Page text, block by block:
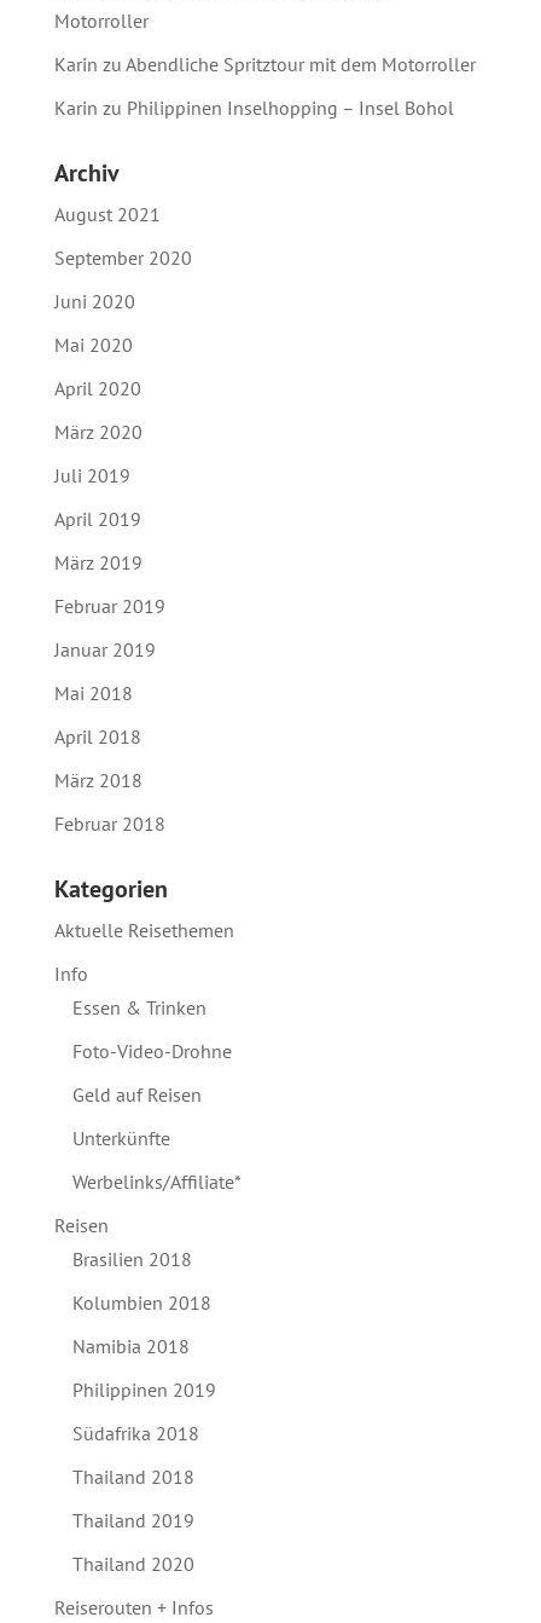
Motorroller
Karin zu Abendliche Spritztour mit dem Motorroller
Karin zu Philippinen Inselhopping – Insel Bohol
Archiv
August 2021
September 2020
Juni 2020
Mai 2020
April 2020
März 2020
Juli 2019
April 2019
März 2019
Februar 2019
Januar 2019
Mai 2018
April 2018
März 2018
Februar 2018
Kategorien
Aktuelle Reisethemen
Info
Essen & Trinken
Foto-Video-Drohne
Geld auf Reisen
Unterkünfte
Werbelinks/Affiliate*
Reisen
Brasilien 2018
Kolumbien 2018
Namibia 2018
Philippinen 2019
Südafrika 2018
Thailand 2018
Thailand 2019
Thailand 2020
Reiserouten + Infos